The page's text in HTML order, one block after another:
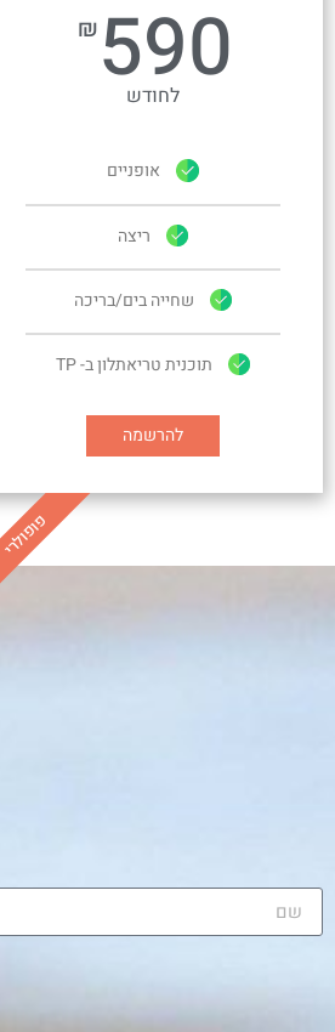
₪590
לחודש
אופניים
ריצה
שחייה בים/בריכה
תוכנית טריאתלון ב- TP
להרשמה
פופולרי